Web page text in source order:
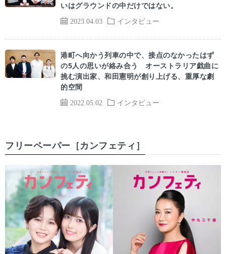
2023.04.03 インタビュー
いはグラウンドの中だけではない。
2022.05.02 インタビュー
港町へ向かう列車の中で、接点のなかったはず
の5人の思いが絡み合う オーストラリア戯曲に
挑む演出家、和田憲明が創り上げる、重厚な劇
的空間
フリーペーパー［カンフェティ］